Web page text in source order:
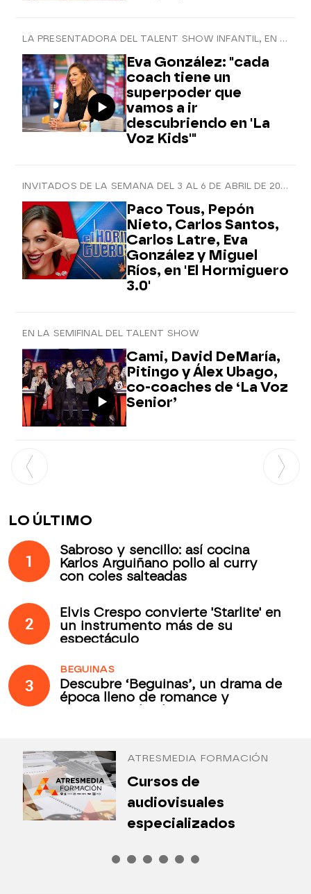
LA PRESENTADORA DEL TALENT SHOW INFANTIL, EN 'EL HORMIGUERO 3.0'
Eva González: "cada
coach tiene un
superpoder que
vamos a ir
descubriendo en 'La
Voz Kids'"
INVITADOS DE LA SEMANA DEL 3 AL 6 DE ABRIL DE 2021
Paco Tous, Pepón
Nieto, Carlos Santos,
Carlos Latre, Eva
González y Miguel
Ríos, en 'El Hormiguero
3.0'
EN LA SEMIFINAL DEL TALENT SHOW
Cami, David DeMaría,
Pitingo y Álex Ubago,
co-coaches de ‘La Voz
Senior’
LO ÚLTIMO
1
Sabroso y sencillo: así cocina
Karlos Arguiñano pollo al curry
con coles salteadas
2
Elvis Crespo convierte 'Starlite' en
un instrumento más de su
espectáculo
3
BEGUINAS
Descubre ‘Beguinas’, un drama de
época lleno de romance y
ATRESMEDIA FORMACIÓN
Cursos de
audiovisuales
especializados